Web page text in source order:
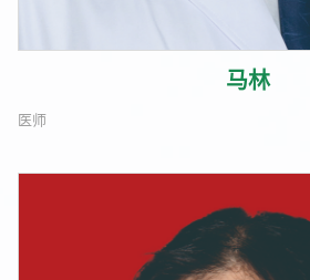
马林
医师